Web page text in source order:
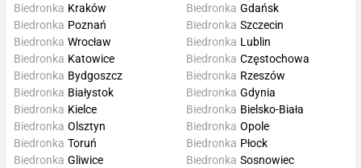
Biedronka Kraków
Biedronka Poznań
Biedronka Wrocław
Biedronka Gdańsk
Biedronka Szczecin
Biedronka Lublin
Biedronka Katowice
Biedronka Bydgoszcz
Biedronka Białystok
Biedronka Kielce
Biedronka Częstochowa
Biedronka Rzeszów
Biedronka Gdynia
Biedronka Bielsko-Biała
Biedronka Olsztyn
Biedronka Toruń
Biedronka Gliwice
Biedronka Opole
Biedronka Płock
Biedronka Sosnowiec